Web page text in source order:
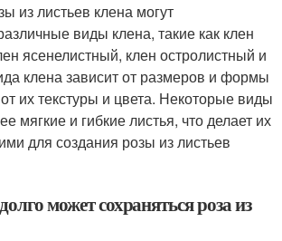
из листьев клена могут
виды клена, такие как клен
ясенелистный, клен остролистный и
клена зависит от размеров и формы
их текстуры и цвета. Некоторые виды
мягкие и гибкие листья, что делает их
для создания розы из листьев
может сохраняться роза из